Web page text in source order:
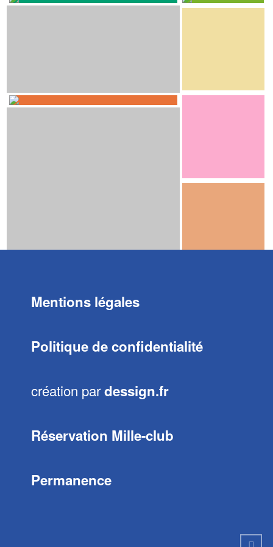
Mentions légales
Politique de confidentialité
création pardessign.fr
Réservation Mille-club
Permanence